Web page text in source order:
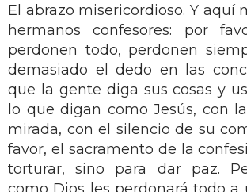
El abrazo misericordioso. Y aquí
hermanos confesores: por
perdonen todo, perdonen
demasiado el dedo en las
que la gente diga sus cosas y
lo que digan como Jesús, con
mirada, con el silencio de su
favor, el sacramento de la
torturar, sino para dar paz.